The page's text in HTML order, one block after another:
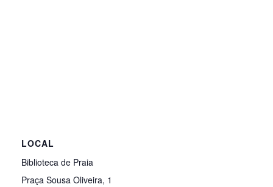
LOCAL
Biblioteca de Praia
Praça Sousa Oliveira, 1